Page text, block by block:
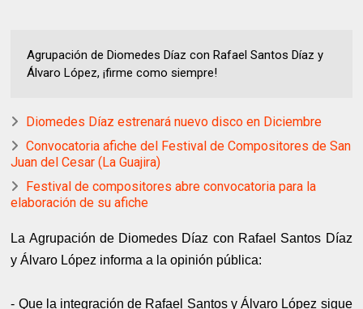
Agrupación de Diomedes Díaz con Rafael Santos Díaz y
Álvaro López, ¡firme como siempre!
Diomedes Díaz estrenará nuevo disco en Diciembre
Convocatoria afiche del Festival de Compositores de San
Juan del Cesar (La Guajira)
Festival de compositores abre convocatoria para la
elaboración de su afiche
La Agrupación de Diomedes Díaz con Rafael Santos Díaz
y Álvaro López informa a la opinión pública:
- Que la integración de Rafael Santos y Álvaro López sigue